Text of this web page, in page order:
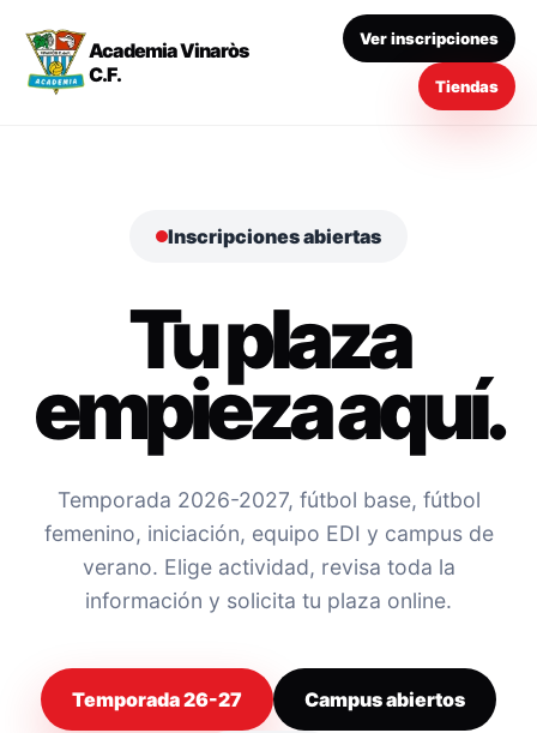
Academia Vinaròs
C.F.
Ver inscripciones
Tiendas
Inscripciones abiertas
Tu plaza
empieza aquí.
Temporada 2026-2027, fútbol base, fútbol
femenino, iniciación, equipo EDI y campus de
verano. Elige actividad, revisa toda la
información y solicita tu plaza online.
Temporada 26-27 Campus abiertos